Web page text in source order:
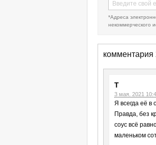
*Адреса
некоммерческого
комментария
T
3 мая, 2021
Я всегда её в
Правда, без
соус всё
маленьком